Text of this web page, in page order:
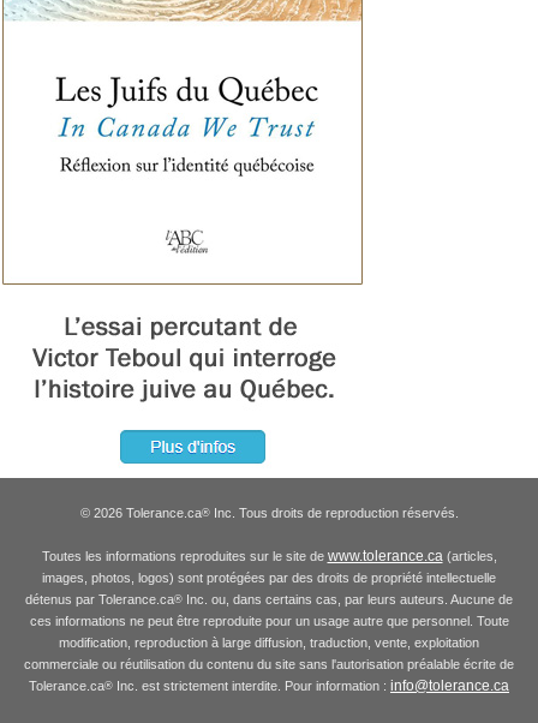
© 2026 Tolerance.ca®Inc. Tous droits de reproduction réservés.
Toutes les informations reproduites sur le site de www.tolerance.ca (articles,
images, photos, logos) sont protégées par des droits de propriété intellectuelle
détenus par Tolerance.ca® Inc. ou, dans certains cas, par leurs auteurs. Aucune de
ces informations ne peut être reproduite pour un usage autre que personnel. Toute
modification, reproduction à large diffusion, traduction, vente, exploitation
commerciale ou réutilisation du contenu du site sans l'autorisation préalable écrite de
Tolerance.ca® Inc. est strictement interdite. Pour information : info@tolerance.ca